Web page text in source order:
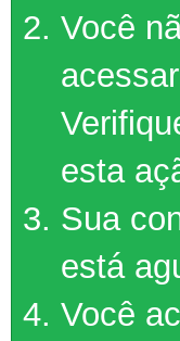
Você
esta
Sua
está
Você